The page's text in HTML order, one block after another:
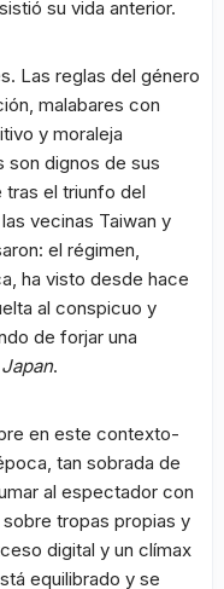
su vida anterior.
Las reglas del género
malabares con
y moraleja
son dignos de sus
tras el triunfo del
vecinas Taiwan y
el régimen,
ha visto desde hace
al conspicuo y
de forjar una
.
en este contexto-
tan sobrada de
al espectador con
tropas propias y
digital y un clímax
equilibrado y se